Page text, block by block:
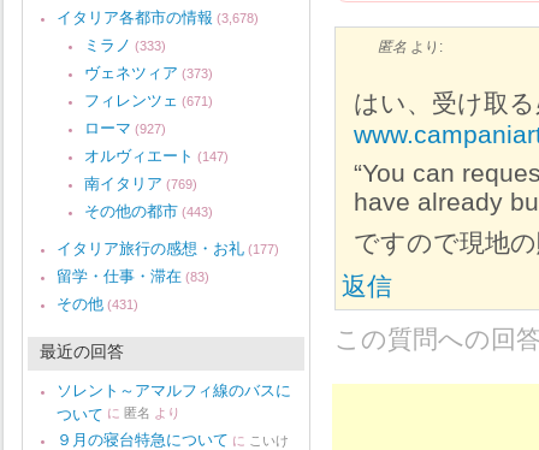
匿名 より:
はい、受け取
“You can
have already
ですので現地
返信
この質問への回
イタリア各都市の情報 (3,678)
ミラノ (333)
ヴェネツィア (373)
フィレンツェ (671)
ローマ (927)
オルヴィエート (147)
南イタリア (769)
その他の都市 (443)
イタリア旅行の感想・お礼 (177)
留学・仕事・滞在 (83)
その他 (431)
最近の回答
ソレント～アマルフィ線のバスに
ついて に 匿名 より
９月の寝台特急について に こいけ